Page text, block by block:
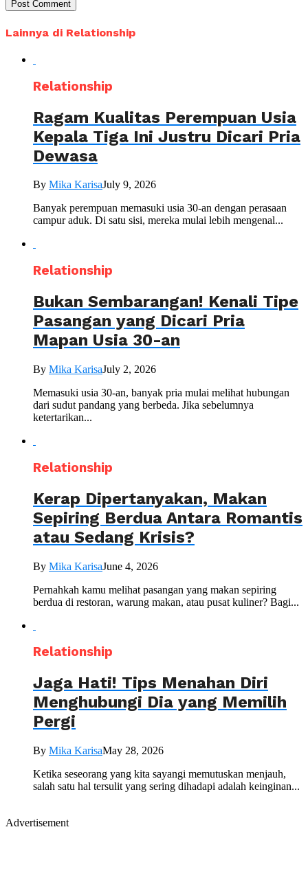
Lainnya di Relationship
Relationship
Ragam Kualitas Perempuan Usia
Kepala Tiga Ini Justru Dicari Pria
Dewasa
By Mika KarisaJuly 9, 2026
Banyak perempuan memasuki usia 30-an dengan perasaan
campur aduk. Di satu sisi, mereka mulai lebih mengenal...
Relationship
Bukan Sembarangan! Kenali Tipe
Pasangan yang Dicari Pria
Mapan Usia 30-an
By Mika KarisaJuly 2, 2026
Memasuki usia 30-an, banyak pria mulai melihat hubungan
dari sudut pandang yang berbeda. Jika sebelumnya
ketertarikan...
Relationship
Kerap Dipertanyakan, Makan
Sepiring Berdua Antara Romantis
atau Sedang Krisis?
By Mika KarisaJune 4, 2026
Pernahkah kamu melihat pasangan yang makan sepiring
berdua di restoran, warung makan, atau pusat kuliner? Bagi...
Relationship
Jaga Hati! Tips Menahan Diri
Menghubungi Dia yang Memilih
Pergi
By Mika KarisaMay 28, 2026
Ketika seseorang yang kita sayangi memutuskan menjauh,
salah satu hal tersulit yang sering dihadapi adalah keinginan...
Advertisement